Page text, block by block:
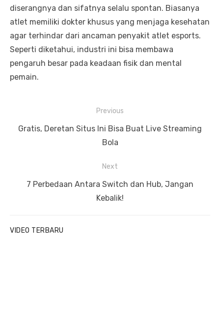
diserangnya dan sifatnya selalu spontan. Biasanya
atlet memiliki dokter khusus yang menjaga kesehatan
agar terhindar dari ancaman penyakit atlet esports.
Seperti diketahui, industri ini bisa membawa
pengaruh besar pada keadaan fisik dan mental
pemain.
g
Previous
PGratis, Deretan Situs Ini Bisa Buat Live Streaming
Bola
Next
t
7 Perbedaan Antara Switch dan Hub, Jangan
Kebalik!
VIDEO TERBARU